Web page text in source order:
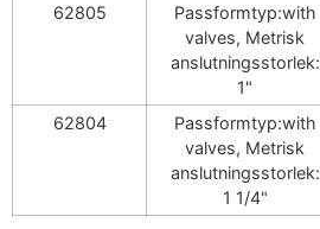
62805
Passformtyp:with
valves, Metrisk
anslutningsstorlek:
1"
62804
Passformtyp:with
valves, Metrisk
anslutningsstorlek:
1 1/4"